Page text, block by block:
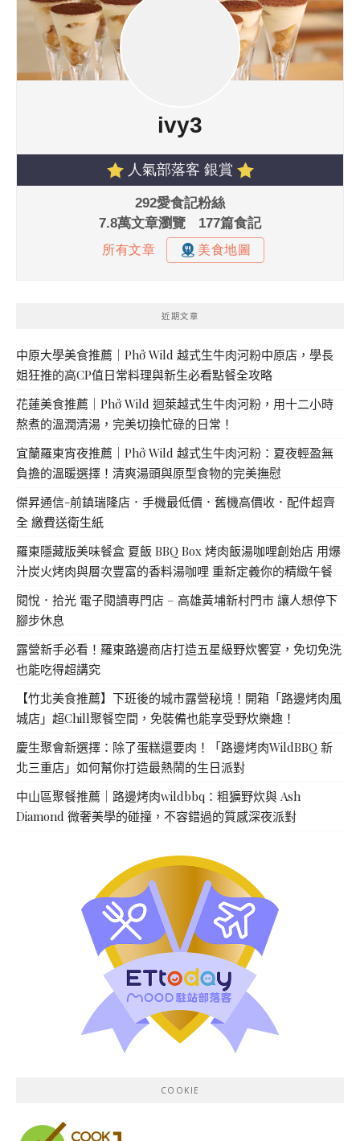
近期文章
中原大學美食推薦｜Phở Wild 越式生牛肉河粉中原店，學長
姐狂推的高CP值日常料理與新生必看點餐全攻略
花蓮美食推薦｜Phở Wild 迴萊越式生牛肉河粉，用十二小時
熬煮的溫潤清湯，完美切換忙碌的日常！
宜蘭羅東宵夜推薦｜Phở Wild 越式生牛肉河粉：夏夜輕盈無
負擔的溫暖選擇！清爽湯頭與原型食物的完美撫慰
傑昇通信-前鎮瑞隆店．手機最低價．舊機高價收．配件超齊
全 繳費送衛生紙
羅東隱藏版美味餐盒 夏飯 BBQ Box 烤肉飯湯咖哩創始店 用爆
汁炭火烤肉與層次豐富的香料湯咖哩 重新定義你的精緻午餐
閱悅．拾光 電子閱讀專門店 – 高雄黃埔新村門市 讓人想停下
腳步休息
露營新手必看！羅東路邊商店打造五星級野炊饗宴，免切免洗
也能吃得超講究
【竹北美食推薦】下班後的城市露營秘境！開箱「路邊烤肉風
城店」超Chill聚餐空間，免裝備也能享受野炊樂趣！
慶生聚會新選擇：除了蛋糕還要肉！「路邊烤肉WildBBQ 新
北三重店」如何幫你打造最熱鬧的生日派對
中山區聚餐推薦｜路邊烤肉wildbbq：粗獷野炊與 Ash
Diamond 微奢美學的碰撞，不容錯過的質感深夜派對
COOKIE